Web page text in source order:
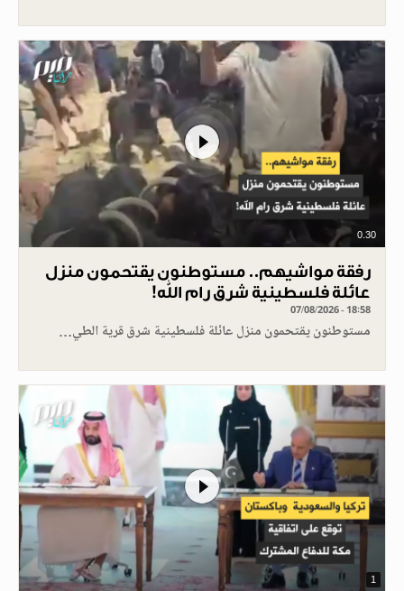
0.30
رفقة مواشيهم.. مستوطنون يقتحمون منزل
عائلة فلسطينية شرق رام الله!
07/08/2026 - 18:58
مستوطنون يقتحمون منزل عائلة فلسطينية شرق قرية الطي…
1